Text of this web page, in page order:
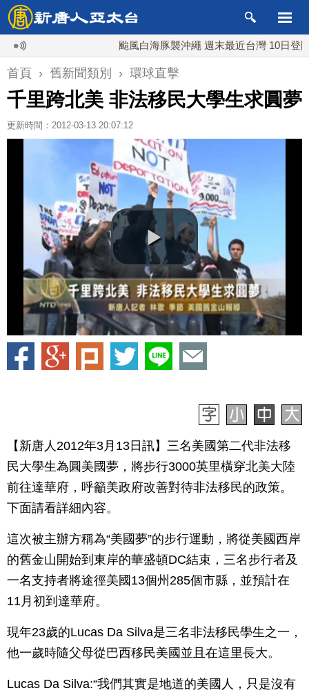
颱風白海豚襲沖繩 週末最近台灣 10日登陸浙
首頁 › 舊新聞類別 › 環球直擊
千里跨北美 非法移民大學生求圓夢
更新時間：2012-03-13 20:07:12
【新唐人2012年3月13日訊】三名美國第二代非法移
民大學生為圓美國夢，將步行3000英里橫穿北美大陸
前往達華府，呼籲美政府改善對待非法移民的政策。
下面請看詳細內容。
這次被主辦方稱為“美國夢”的步行運動，將從美國西岸
的舊金山開始到東岸的華盛頓DC結束，三名步行者及
一名支持者將途徑美國13個州285個市縣，並預計在
11月初到達華府。
現年23歲的Lucas Da Silva是三名非法移民學生之一，
他一歲時隨父母從巴西移民美國並且在這里長大。
Lucas Da Silva:“我們其實是地道的美國人，只是沒有